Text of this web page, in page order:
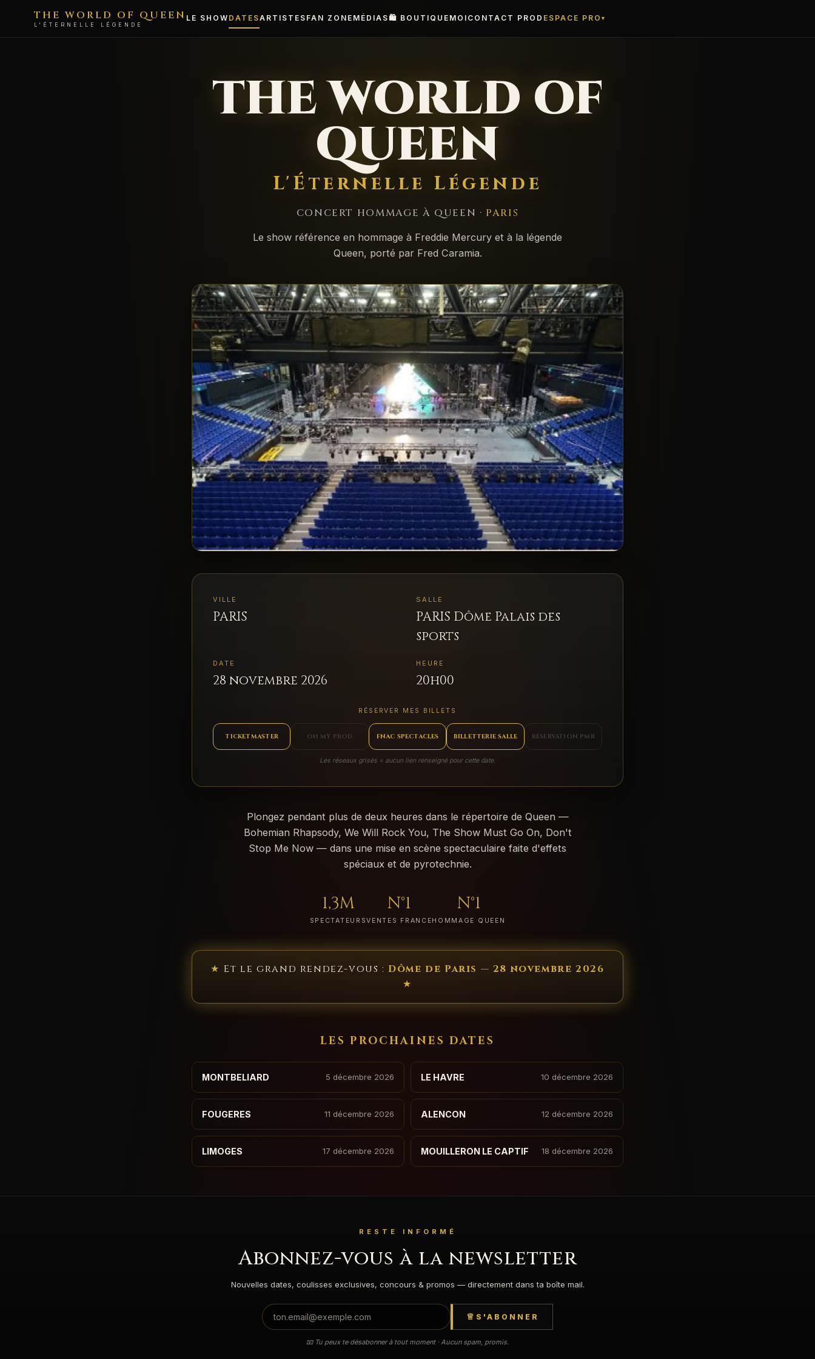
THE WORLD OF QUEEN
L'ÉTERNELLE LÉGENDE
LE SHOW DATESARTISTES FAN ZONE MÉDIAS 🛍️ BOUTIQUE MOI CONTACT PROD ESPACE PRO ▾
THE WORLD OF
QUEEN
L'Éternelle Légende
CONCERT HOMMAGE À QUEEN · PARIS
Le show référence en hommage à Freddie Mercury et à la légende
Queen, porté par Fred Caramia.
VILLE
PARIS
SALLE
PARIS Dôme Palais des
sports
DATE
28 novembre 2026
HEURE
20h00
RÉSERVER MES BILLETS
TICKETMASTER OH MY PROD FNAC SPECTACLES BILLETTERIE SALLE RÉSERVATION PMR
Les réseaux grisés = aucun lien renseigné pour cette date.
Plongez pendant plus de deux heures dans le répertoire de Queen —
Bohemian Rhapsody, We Will Rock You, The Show Must Go On, Don't
Stop Me Now — dans une mise en scène spectaculaire faite d'effets
spéciaux et de pyrotechnie.
1,3M
SPECTATEURS
N°1
VENTES FRANCE
N°1
HOMMAGE QUEEN
★ Et le grand rendez-vous :Dôme de Paris — 28 novembre 2026
★
LES PROCHAINES DATES
MONTBELIARD 5 décembre 2026 LE HAVRE 10 décembre 2026
FOUGERES 11 décembre 2026 ALENCON 12 décembre 2026
LIMOGES 17 décembre 2026 MOUILLERON LE CAPTIF 18 décembre 2026
RESTE INFORMÉ
Abonnez-vous à la newsletter
Nouvelles dates, coulisses exclusives, concours & promos — directement dans ta boîte mail.
S'ABONNER
📧 Tu peux te désabonner à tout moment · Aucun spam, promis.